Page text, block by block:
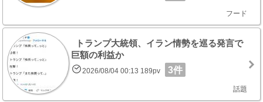
フード
トランプ大統領、イラン情勢を巡る発言で
巨額の利益か
2026/08/04 00:13 189pv 3件
話題